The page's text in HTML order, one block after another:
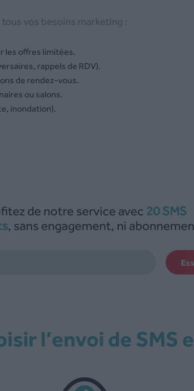
vos besoins marketing :
les offres limitées.
rappels de RDV).
de rendez-vous.
ou salons.
inondation).
de notre service avec 20 SMS
, sans engagement, ni
l’envoi de SMS